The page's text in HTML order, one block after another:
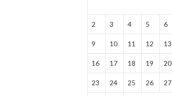
2 3 4 5 6
9 10 11 12 13
16 17 18 19 20
23 24 25 26 27